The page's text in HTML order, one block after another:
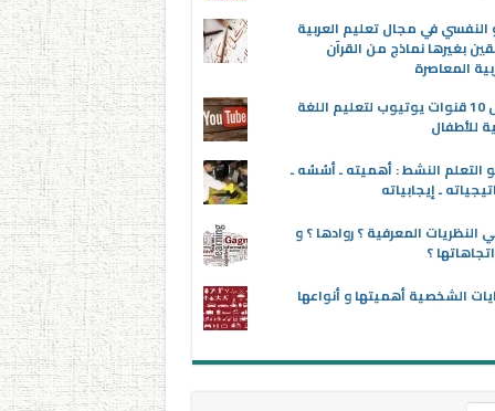
النفسي في مجال تعليم العربية
بغيرها نماذج من القرآن
المعاصرة
أفضل 10 قنوات يوتيوب لتعليم اللغة
للأطفال
التعلم النشط : أهميته ـ أسُسُه ـ
ـ إيجابياته
النظريات المعرفية ؟ روادها ؟ و
؟
الشخصية أهميتها و أنواعها